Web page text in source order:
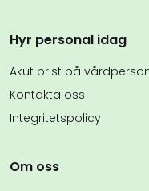
Hyr personal idag
Akut brist på
Kontakta oss
Integritetspolicy
Om oss